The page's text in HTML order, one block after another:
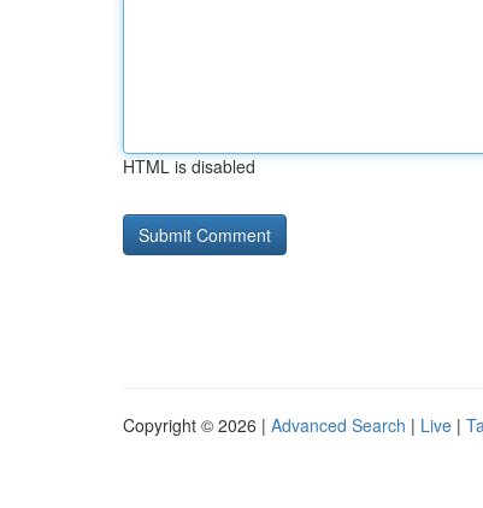
HTML is disabled
Copyright © 2026 | Advanced Search | Live |